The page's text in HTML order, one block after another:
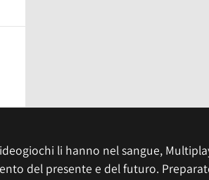
li hanno nel sangue,
del presente e del futuro.